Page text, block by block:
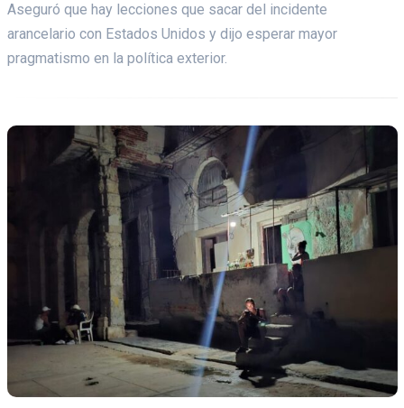
Aseguró que hay lecciones que sacar del incidente
arancelario con Estados Unidos y dijo esperar mayor
pragmatismo en la política exterior.